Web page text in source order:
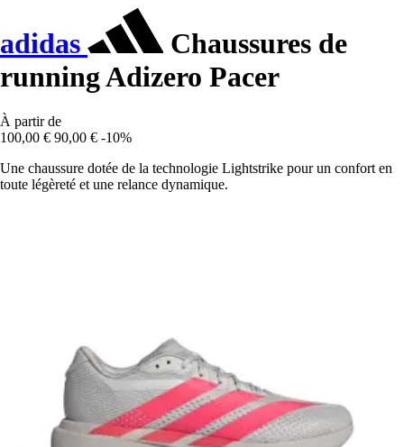
adidas
Chaussures de
running Adizero Pacer
À partir de
100,00 € 90,00 € -10%
Une chaussure dotée de la technologie Lightstrike pour un confort en
toute légèreté et une relance dynamique.